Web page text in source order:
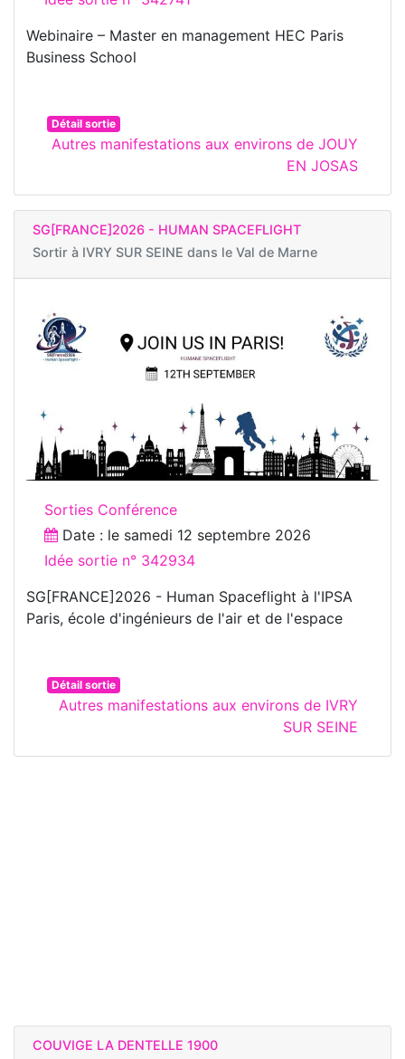
Webinaire – Master en management HEC Paris
Business School
Détail sortie
Autres manifestations aux environs de JOUY
EN JOSAS
SG[FRANCE]2026 - HUMAN SPACEFLIGHT
Sortir à IVRY SUR SEINE dans le Val de Marne
Sorties Conférence
Date : le samedi 12 septembre 2026
Idée sortie n° 342934
SG[FRANCE]2026 - Human Spaceflight à l'IPSA
Paris, école d'ingénieurs de l'air et de l'espace
Détail sortie
Autres manifestations aux environs de IVRY
SUR SEINE
COUVIGE LA DENTELLE 1900